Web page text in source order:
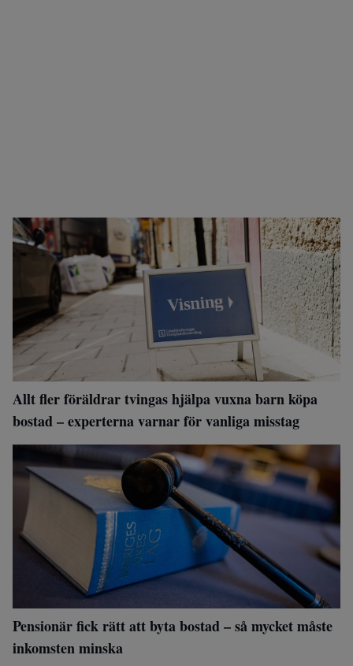
Allt fler föräldrar tvingas hjälpa vuxna barn köpa
bostad – experterna varnar för vanliga misstag
Pensionär fick rätt att byta bostad – så mycket måste
inkomsten minska